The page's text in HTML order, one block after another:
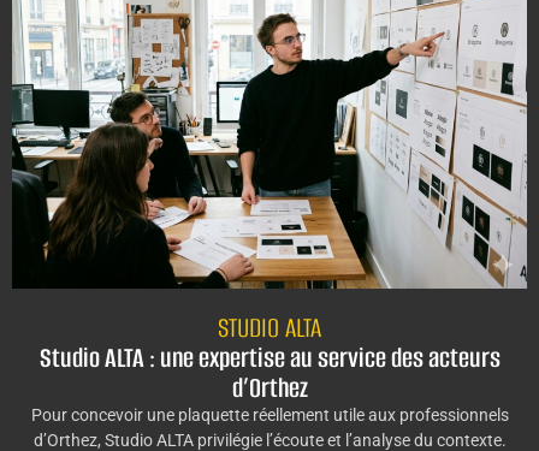
STUDIO ALTA
Studio ALTA : une expertise au service des acteurs
d’Orthez
Pour concevoir une plaquette réellement utile aux professionnels
d’Orthez, Studio ALTA privilégie l’écoute et l’analyse du contexte.